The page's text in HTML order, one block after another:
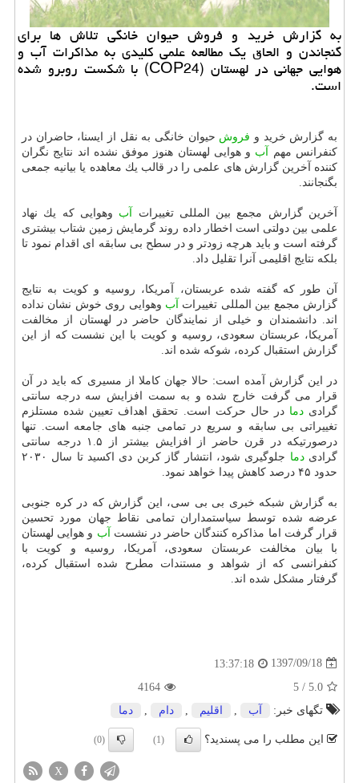
به گزارش خرید و فروش حیوان خانگی تلاش ها برای
گنجاندن و الحاق یك مطالعه علمی كلیدی به مذاكرات آب و
هوایی جهانی در لهستان (COP24) با شكست روبرو شده
است.
به گزارش خرید و فروش حیوان خانگی به نقل از ایسنا، حاضران در
كنفرانس مهم آب و هوایی لهستان هنوز موفق نشده اند نتایج نگران
كننده آخرین گزارش های علمی را در قالب یك معاهده یا بیانیه جمعی
بگنجانند.
آخرین گزارش مجمع بین المللی تغییرات آب وهوایی كه یك نهاد
علمی بین دولتی است اخطار داده روند گرمایش زمین شتاب بیشتری
گرفته است و باید هرچه زودتر و در سطح بی سابقه ای اقدام نمود تا
بلكه نتایج اقلیمی آنرا تقلیل داد.
آن طور كه گفته شده عربستان، آمریكا، روسیه و كویت به نتایج
گزارش مجمع بین المللی تغییرات آب
و‎هوایی روی خوش نشان نداده
اند. دانشمندان و خیلی از نمایندگان حاضر در لهستان از مخالفت
آمریكا، عربستان سعودی، روسیه و كویت با این نشست كه از این
گزارش استقبال كرده، شوكه شده اند.
در این گزارش آمده است: حالا جهان كاملا از مسیری كه باید در آن
قرار می گرفت خارج شده و به سمت افزایش سه درجه سانتی
گرادیدما در حال حركت است. تحقق اهداف تعیین شده مستلزم
تغییراتی بی سابقه و سریع در تمامی جنبه های جامعه است. تنها
درصورتیكه در قرن حاضر از افزایش بیشتر از ۱.۵ درجه سانتی
گرادیدما
جلوگیری شود، انتشار گاز كربن دی اكسید تا سال ۲۰۳۰
حدود ۴۵ درصد كاهش پیدا خواهد نمود.
به گزارش شبكه خبری بی بی سی، این گزارش كه در كره جنوبی
عرضه شده توسط سیاستمداران تمامی نقاط جهان مورد تحسین
قرار گرفت اما مذاكره كنندگان حاضر در نشست آب و هوایی لهستان
با بیان مخالفت عربستان سعودی، آمریكا، روسیه و كویت با
كنفرانسی كه از شواهد و مستندات مطرح شده استقبال كرده،
گرفتار مشكل شده اند.
1397/09/18
13:37:18
5.0
/
5
4164
تگهای خبر:
آب اقلیم دام دما
این مطلب را می پسندید؟ (1)
(0)
X